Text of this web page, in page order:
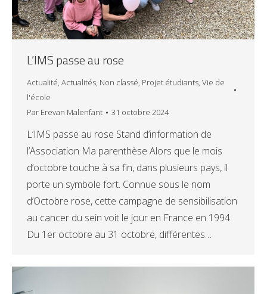
L’IMS passe au rose
Actualité, Actualités, Non classé, Projet étudiants, Vie de
l'école
Par Erevan Malenfant 31 octobre 2024
L’IMS passe au rose Stand d’information de
l’Association Ma parenthèse Alors que le mois
d’octobre touche à sa fin, dans plusieurs pays, il
porte un symbole fort. Connue sous le nom
d’Octobre rose, cette campagne de sensibilisation
au cancer du sein voit le jour en France en 1994.
Du 1er octobre au 31 octobre, différentes…